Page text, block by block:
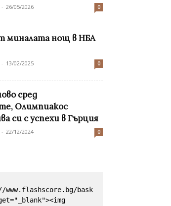
- 26/05/2026 0
миналата нощ в НБА
- 13/02/2025 0
сред
Олимпиакос
си с успехи в Гърция
- 22/12/2024 0
bask